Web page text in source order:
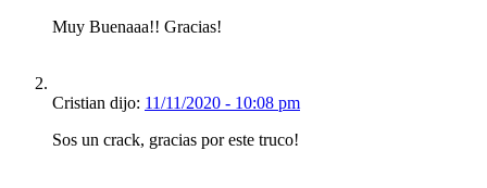
Muy Buenaaa!! Gracias!
Cristian dijo: 11/11/2020 - 10:08 pm
Sos un crack, gracias por este truco!